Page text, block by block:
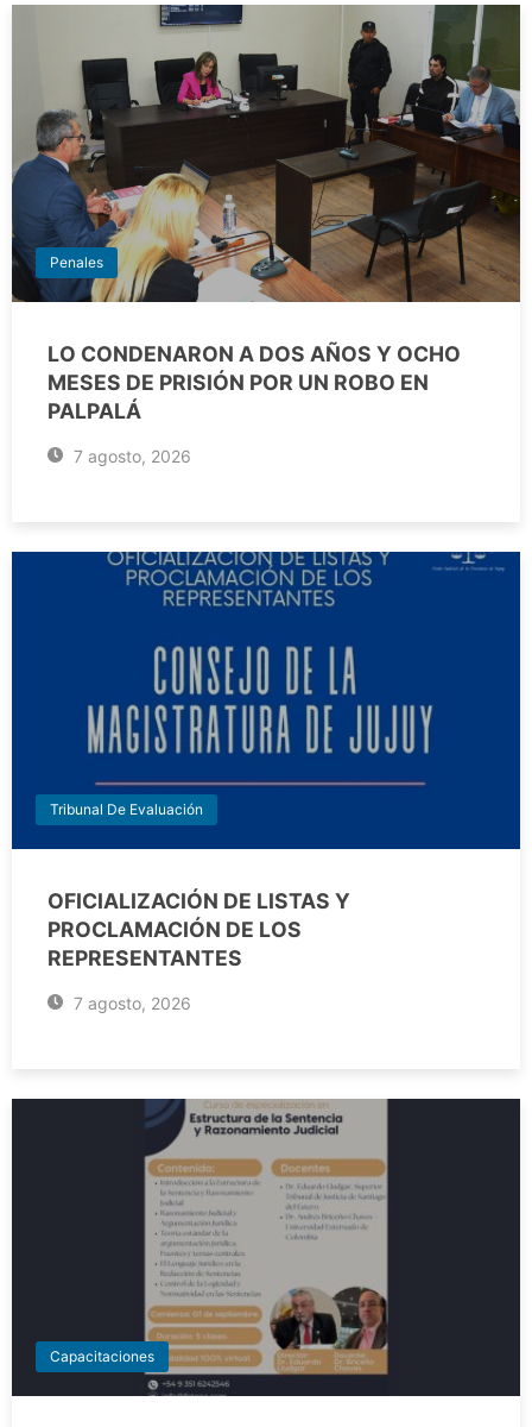
Penales
LO CONDENARON A DOS AÑOS Y OCHO
MESES DE PRISIÓN POR UN ROBO EN
PALPALÁ
7 agosto, 2026
Tribunal De Evaluación
OFICIALIZACIÓN DE LISTAS Y
PROCLAMACIÓN DE LOS
REPRESENTANTES
7 agosto, 2026
Capacitaciones